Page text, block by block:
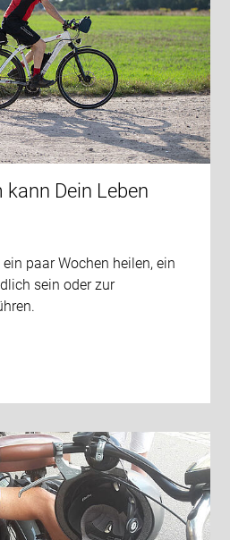
kann Dein Leben
paar Wochen heilen, ein
sein oder zur